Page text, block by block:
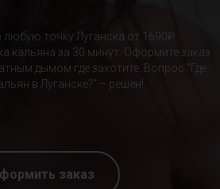
любую точку Луганска от 1690₽
кальяна за 30 минут. Оформите заказ
дымом где захотите. Вопрос "Где
в Луганске?" – решен!
заказ